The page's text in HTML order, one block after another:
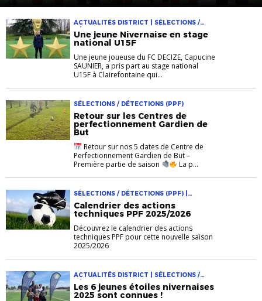
ACTUALITÉS DISTRICT | SÉLECTIONS /
DÉTECTIONS (PPF)
Une jeune Nivernaise en stage
national U15F
Une jeune joueuse du FC DECIZE, Capucine
SAUNIER, a pris part au stage national
U15F à Clairefontaine qui...
SÉLECTIONS / DÉTECTIONS (PPF)
Retour sur les Centres de
perfectionnement Gardien de
But
Retour sur nos 5 dates de Centre de
Perfectionnement Gardien de But –
Première partie de saison
La p...
SÉLECTIONS / DÉTECTIONS (PPF) |
TECHNIQUE
Calendrier des actions
techniques PPF 2025/2026
Découvrez le calendrier des actions
techniques PPF pour cette nouvelle saison
2025/2026
ACTUALITÉS DISTRICT | SÉLECTIONS /
DÉTECTIONS (PPF)
Les 6 jeunes étoiles nivernaises
2025 sont connues !